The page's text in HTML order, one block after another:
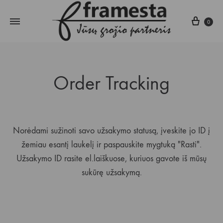
0
Order Tracking
Norėdami sužinoti savo užsakymo statusą, įveskite jo ID į
žemiau esantį laukelį ir paspauskite mygtuką "Rasti".
Užsakymo ID rasite el.laiškuose, kuriuos gavote iš mūsų
sukūrę užsakymą.